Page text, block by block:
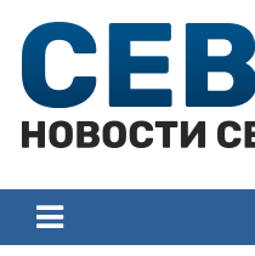
content
Севастополя
Севастополя